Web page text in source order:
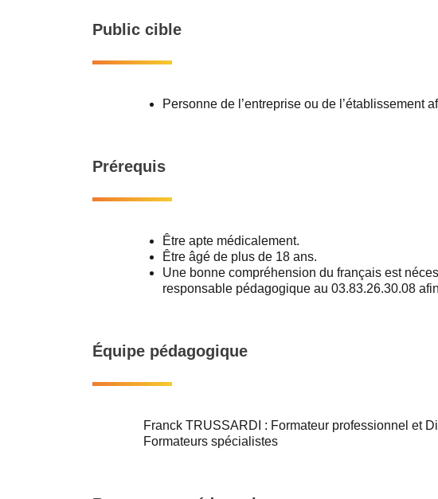
Public cible
Personne de l’entreprise ou de l’établissement
Prérequis
Être apte médicalement.
Être âgé de plus de 18 ans.
Une bonne compréhension du français est
responsable pédagogique au 03.83.26.30.08
Équipe pédagogique
Franck TRUSSARDI : Formateur professionnel et
Formateurs spécialistes